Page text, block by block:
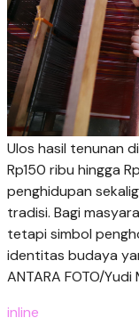
Ulos hasil tenunan
Rp150 ribu hingga
penghidupan
tradisi. Bagi
tetapi simbol
identitas budaya
ANTARA FOTO/Yudi
inline